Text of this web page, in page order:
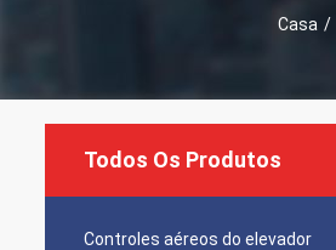
Casa /
Todos Os Produtos
Controles aéreos do elevador